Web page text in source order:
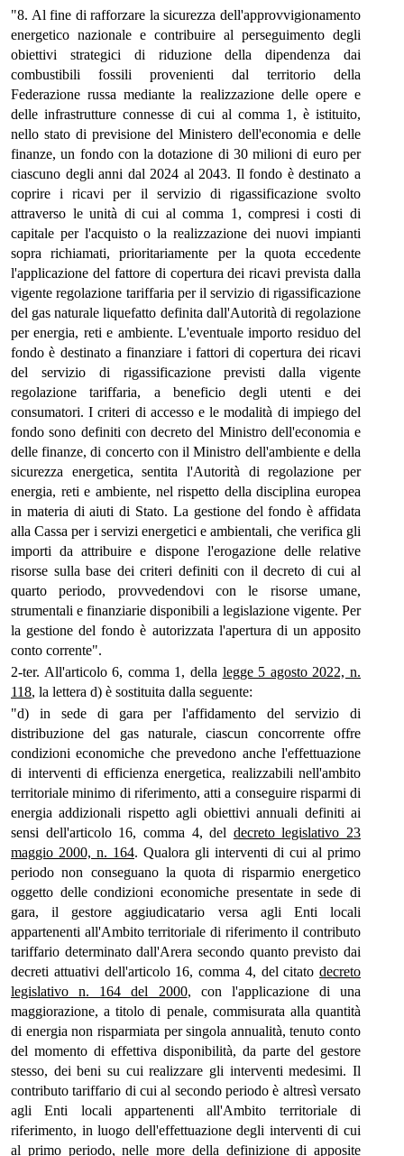
"8. Al fine di rafforzare la sicurezza dell'approvvigionamento
energetico nazionale e contribuire al perseguimento degli
obiettivi strategici di riduzione della dipendenza dai
combustibili fossili provenienti dal territorio della
Federazione russa mediante la realizzazione delle opere e
delle infrastrutture connesse di cui al comma 1, è istituito,
nello stato di previsione del Ministero dell'economia e delle
finanze, un fondo con la dotazione di 30 milioni di euro per
ciascuno degli anni dal 2024 al 2043. Il fondo è destinato a
coprire i ricavi per il servizio di rigassificazione svolto
attraverso le unità di cui al comma 1, compresi i costi di
capitale per l'acquisto o la realizzazione dei nuovi impianti
sopra richiamati, prioritariamente per la quota eccedente
l'applicazione del fattore di copertura dei ricavi prevista dalla
vigente regolazione tariffaria per il servizio di rigassificazione
del gas naturale liquefatto definita dall'Autorità di regolazione
per energia, reti e ambiente. L'eventuale importo residuo del
fondo è destinato a finanziare i fattori di copertura dei ricavi
del servizio di rigassificazione previsti dalla vigente
regolazione tariffaria, a beneficio degli utenti e dei
consumatori. I criteri di accesso e le modalità di impiego del
fondo sono definiti con decreto del Ministro dell'economia e
delle finanze, di concerto con il Ministro dell'ambiente e della
sicurezza energetica, sentita l'Autorità di regolazione per
energia, reti e ambiente, nel rispetto della disciplina europea
in materia di aiuti di Stato. La gestione del fondo è affidata
alla Cassa per i servizi energetici e ambientali, che verifica gli
importi da attribuire e dispone l'erogazione delle relative
risorse sulla base dei criteri definiti con il decreto di cui al
quarto periodo, provvedendovi con le risorse umane,
strumentali e finanziarie disponibili a legislazione vigente. Per
la gestione del fondo è autorizzata l'apertura di un apposito
conto corrente".
2-ter. All'articolo 6, comma 1, della legge 5 agosto 2022, n.
118, la lettera d) è sostituita dalla seguente:
"d) in sede di gara per l'affidamento del servizio di
distribuzione del gas naturale, ciascun concorrente offre
condizioni economiche che prevedono anche l'effettuazione
di interventi di efficienza energetica, realizzabili nell'ambito
territoriale minimo di riferimento, atti a conseguire risparmi di
energia addizionali rispetto agli obiettivi annuali definiti ai
sensi dell'articolo 16, comma 4, del decreto legislativo 23
maggio 2000, n. 164. Qualora gli interventi di cui al primo
periodo non conseguano la quota di risparmio energetico
oggetto delle condizioni economiche presentate in sede di
gara, il gestore aggiudicatario versa agli Enti locali
appartenenti all'Ambito territoriale di riferimento il contributo
tariffario determinato dall'Arera secondo quanto previsto dai
decreti attuativi dell'articolo 16, comma 4, del citato decreto
legislativo n. 164 del 2000, con l'applicazione di una
maggiorazione, a titolo di penale, commisurata alla quantità
di energia non risparmiata per singola annualità, tenuto conto
del momento di effettiva disponibilità, da parte del gestore
stesso, dei beni su cui realizzare gli interventi medesimi. Il
contributo tariffario di cui al secondo periodo è altresì versato
agli Enti locali appartenenti all'Ambito territoriale di
riferimento, in luogo dell'effettuazione degli interventi di cui
al primo periodo, nelle more della definizione di apposite